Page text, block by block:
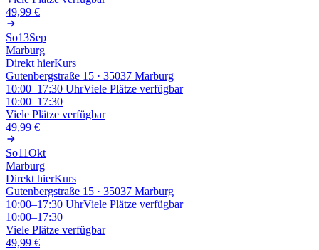
49,99 €
So13Sep
Marburg
Direkt hierKurs
Gutenbergstraße 15 · 35037 Marburg
10:00–17:30 UhrViele Plätze verfügbar
10:00–17:30
Viele Plätze verfügbar
49,99 €
So11Okt
Marburg
Direkt hierKurs
Gutenbergstraße 15 · 35037 Marburg
10:00–17:30 UhrViele Plätze verfügbar
10:00–17:30
Viele Plätze verfügbar
49,99 €